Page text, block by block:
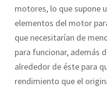
motores, lo que supone
elementos del motor
que necesitarían de
para funcionar, además
alrededor de éste para
rendimiento que el